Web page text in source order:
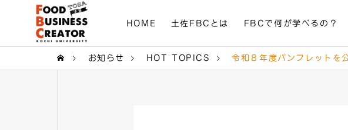
HOME 土佐FBCとは FBCで何が学べるの？
お知らせ HOT TOPICS 令和８年度パンフレットを